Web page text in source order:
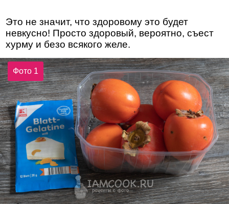
Это не значит, что здоровому это будет
невкусно! Просто здоровый, вероятно, съест
хурму и безо всякого желе.
Фото 1